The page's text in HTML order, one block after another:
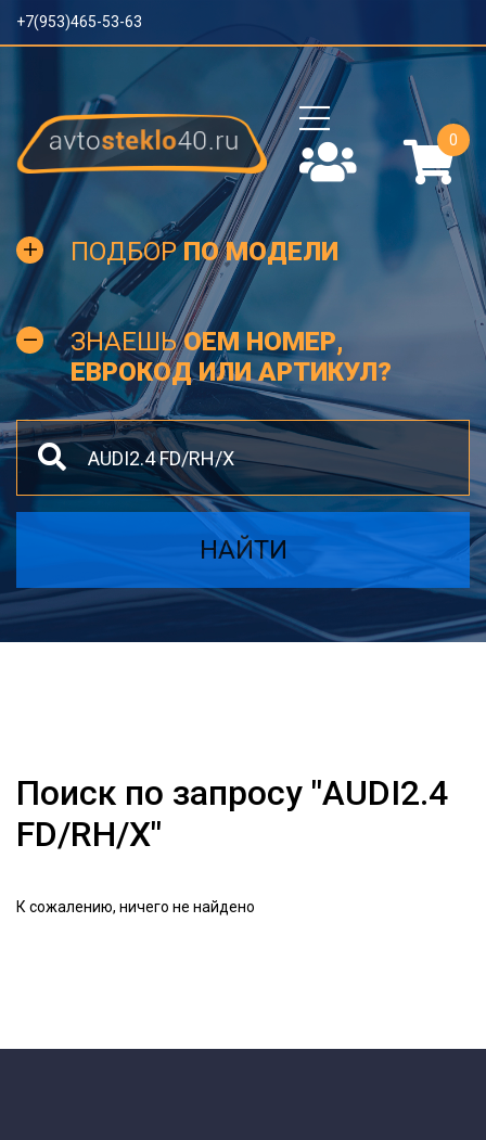
+7(953)465-53-63
0
ПОДБОРПО МОДЕЛИ
ЗНАЕШЬOEM НОМЕР,
ЕВРОКОД ИЛИ АРТИКУЛ?
НАЙТИ
Поиск по запросу "AUDI2.4
FD/RH/X"
К сожалению, ничего не найдено